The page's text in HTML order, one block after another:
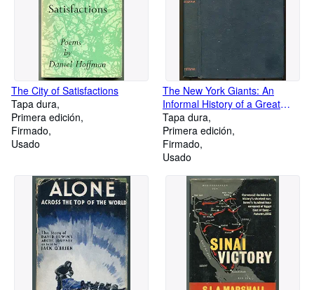
The City of Satisfactions
Tapa dura
Primera edición
Firmado
Usado
The New York Giants: An
Informal History of a Great
Baseball Club
Tapa dura
Primera edición
Firmado
Usado